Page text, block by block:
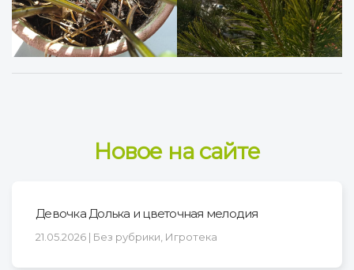
Новое на сайте
Девочка Долька и цветочная мелодия
21.05.2026 | Без рубрики, Игротека